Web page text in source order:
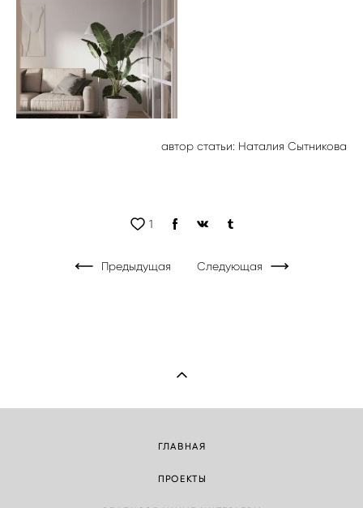
автор статьи: Наталия Сытникова
1
Предыдущая Следующая
ГЛАВНАЯ
ПРОЕКТЫ